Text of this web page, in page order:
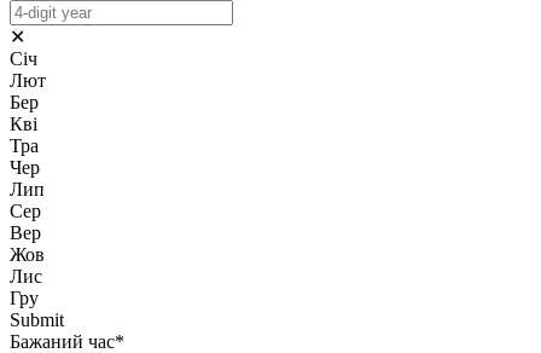
✕
Січ
Лют
Бер
Кві
Тра
Чер
Лип
Сер
Вер
Жов
Лис
Гру
Submit
Бажаний час*